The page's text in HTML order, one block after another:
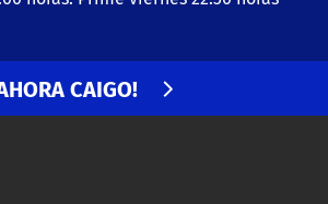
CAIGO!